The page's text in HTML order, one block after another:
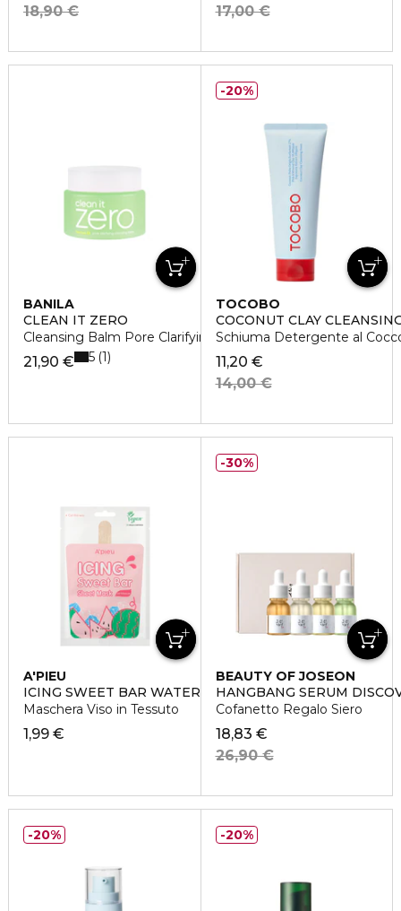
18,90 €
17,00 €
BANILA
CLEAN IT ZERO
Cleansing Balm Pore Clarifying
21,90 € 5 1
TOCOBO
COCONUT CLAY
Schiuma Detergente al
11,20 €
14,00 €
20%
A'PIEU
ICING SWEET BAR WATERMELON
Maschera Viso in Tessuto
1,99 €
BEAUTY OF JOSEON
HANGBANG SERUM
Cofanetto Regalo Siero
18,83 €
26,90 €
30%
20% 20%